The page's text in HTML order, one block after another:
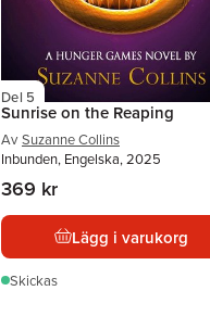
Del 5
Sunrise on the Reaping
Av Suzanne Collins
Inbunden, Engelska, 2025
369 kr
Lägg i varukorg
Skickas